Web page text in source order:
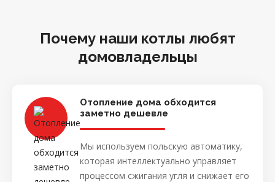
Почему наши котлы любят
домовладельцы
Отопление дома обходится
заметно дешевле
Мы используем польскую автоматику,
которая интеллектуально управляет
процессом сжигания угля и снижает его